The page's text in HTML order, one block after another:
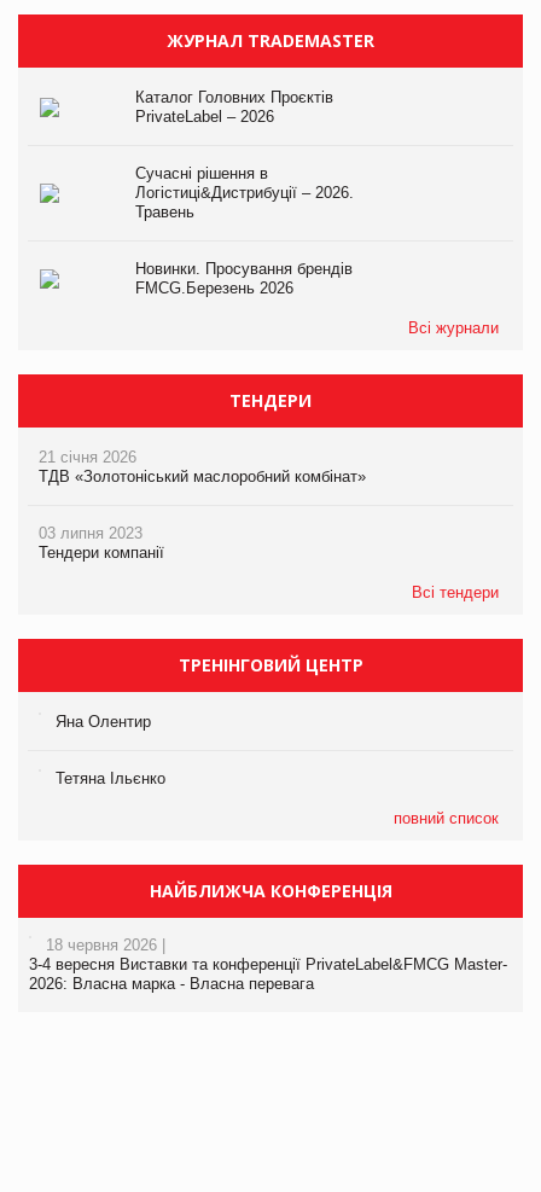
ЖУРНАЛ TRADEMASTER
Каталог Головних Проєктів
PrivateLabel – 2026
Сучасні рішення в
Логістиці&Дистрибуції – 2026.
Травень
Новинки. Просування брендів
FMCG.Березень 2026
Всі журнали
ТЕНДЕРИ
21 січня 2026
ТДВ «Золотоніський маслоробний комбінат»
03 липня 2023
Тендери компанії
Всі тендери
ТРЕНІНГОВИЙ ЦЕНТР
Яна Олентир
Тетяна Ільєнко
повний список
НАЙБЛИЖЧА КОНФЕРЕНЦІЯ
18 червня 2026 |
3-4 вересня Виставки та конференції PrivateLabel&FMCG Master-
2026: Власна марка - Власна перевага